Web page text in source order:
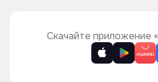
Скачайте приложение